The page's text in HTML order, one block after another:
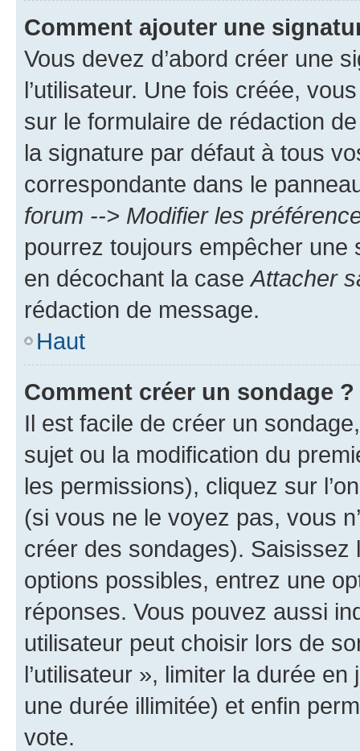
Comment ajouter une
Vous devez d’abord créer une
l’utilisateur. Une fois créée,
sur le formulaire de rédaction
la signature par défaut à tous
correspondante dans le
forum --> Modifier les
pourrez toujours empêcher une
en décochant la case Attacher
rédaction de message.
Haut
Comment créer un sondage ?
Il est facile de créer un
sujet ou la modification du
les permissions), cliquez sur
(si vous ne le voyez pas, vous
créer des sondages).
options possibles, entrez une
réponses. Vous pouvez aussi
utilisateur peut choisir lors de
l’utilisateur », limiter la durée
une durée illimitée) et enfin
vote.